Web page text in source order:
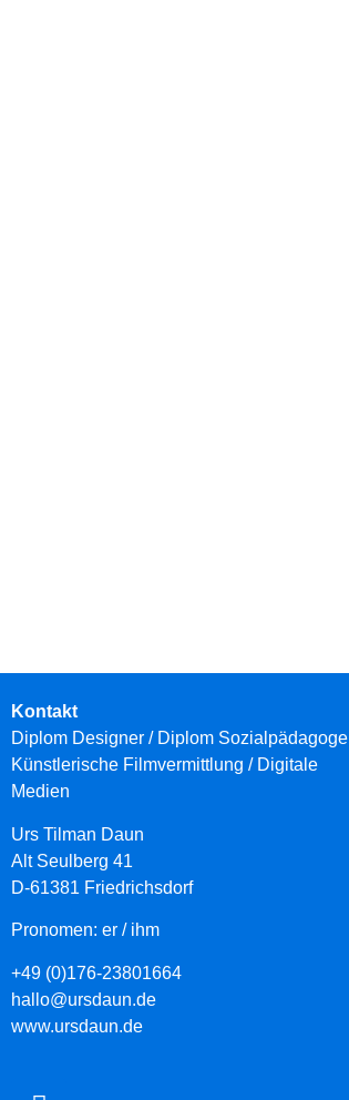
Kontakt
Diplom Designer / Diplom Sozialpädagoge
Künstlerische Filmvermittlung / Digitale
Medien
Urs Tilman Daun
Alt Seulberg 41
D-61381 Friedrichsdorf
Pronomen: er / ihm
+49 (0)176-23801664
hallo@ursdaun.de
www.ursdaun.de